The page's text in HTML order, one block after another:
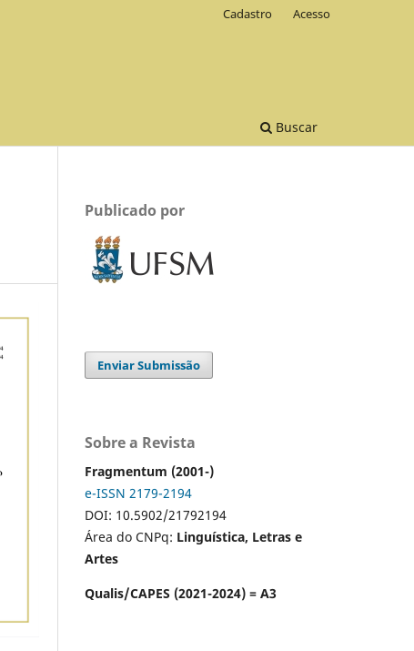
Buscar
Cadastro Acesso
Publicado por
Enviar Submissão
Sobre a Revista
Fragmentum (2001-)
e-ISSN 2179-2194
DOI: 10.5902/21792194
Área do CNPq: Linguística, Letras e
Artes
Qualis/CAPES (2021-2024) = A3